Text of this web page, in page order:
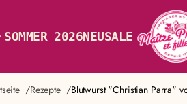
SOMMER 2026NEUSALE
Rezepte Blutwurst "Christian Parra"